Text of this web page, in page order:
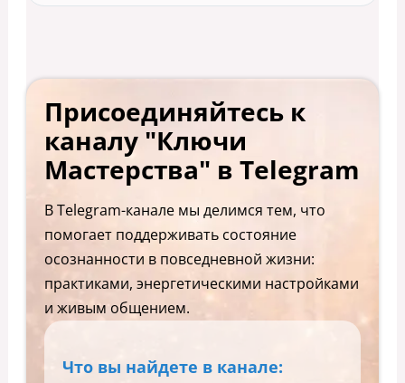
Присоединяйтесь к
каналу "Ключи
Мастерства" в Telegram
В Telegram-канале мы делимся тем, что
помогает поддерживать состояние
осознанности в повседневной жизни:
практиками, энергетическими настройками
и живым общением.
Что вы найдете в канале: